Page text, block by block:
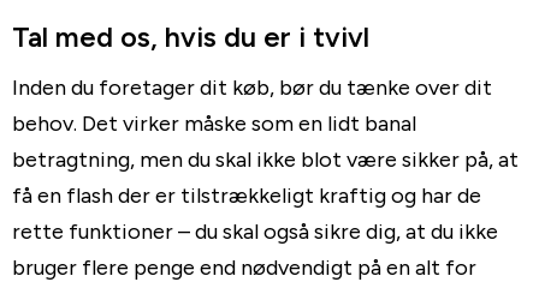
Tal med os, hvis du er i tvivl
Inden du foretager dit køb, bør du tænke over dit
behov. Det virker måske som en lidt banal
betragtning, men du skal ikke blot være sikker på, at
få en flash der er tilstrækkeligt kraftig og har de
rette funktioner – du skal også sikre dig, at du ikke
bruger flere penge end nødvendigt på en alt for